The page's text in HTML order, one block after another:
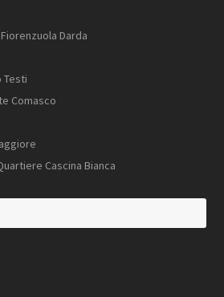
Darda
Testi
Comasco
Cascina Bianca